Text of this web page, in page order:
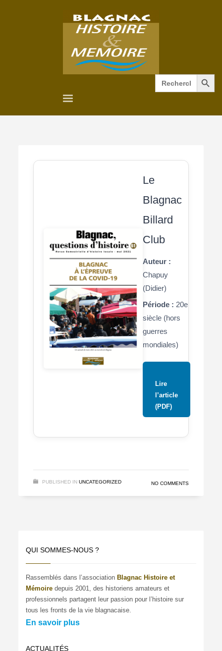
Search
for:
Search Button
Le
Blagnac
Billard
Club
Auteur :
Chapuy
(Didier)
Période : 20e
siècle (hors
guerres
mondiales)
Lire
l’article
(PDF)
PUBLISHED IN UNCATEGORIZED NO COMMENTS
QUI SOMMES-NOUS ?
Rassemblés dans l’associationBlagnac Histoire et
Mémoire depuis 2001, des historiens amateurs et
professionnels partagent leur passion pour l’histoire sur
tous les fronts de la vie blagnacaise.
En savoir plus
ACTUALITÉS